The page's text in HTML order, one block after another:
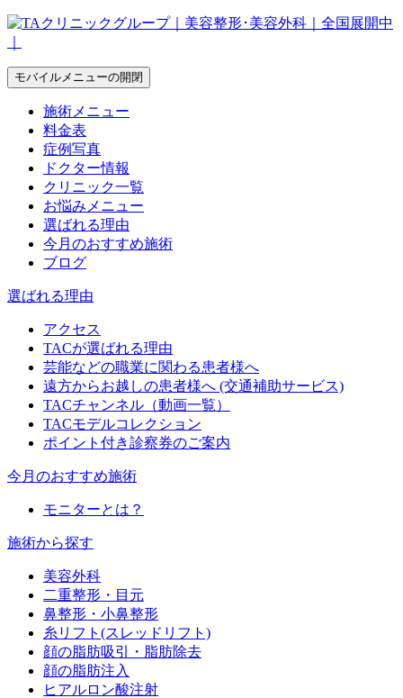
モバイルメニューの開閉
施術メニュー
料金表
症例写真
ドクター情報
クリニック一覧
お悩みメニュー
選ばれる理由
今月のおすすめ施術
ブログ
選ばれる理由
アクセス
TACが選ばれる理由
芸能などの職業に関わる患者様へ
遠方からお越しの患者様へ (交通補助サービス)
TACチャンネル（動画一覧）
TACモデルコレクション
ポイント付き診察券のご案内
今月のおすすめ施術
モニターとは？
施術から探す
美容外科
二重整形・目元
鼻整形・小鼻整形
糸リフト(スレッドリフト)
顔の脂肪吸引・脂肪除去
顔の脂肪注入
ヒアルロン酸注射